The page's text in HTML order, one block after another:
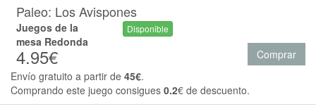
Paleo: Los Avispones
Juegos de la
mesa Redonda
4.95€
Disponible
Comprar
Envío gratuito a partir de 45€.
Comprando este juego consigues 0.2€ de descuento.